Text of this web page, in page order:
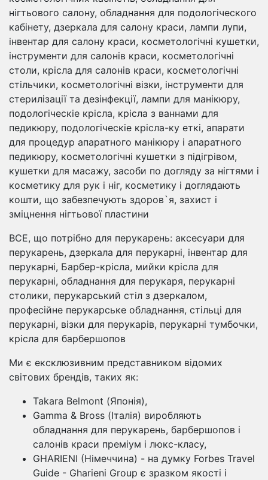
нігтьового салону, обладнання для подологіческого
кабінету, дзеркала для салону краси, лампи лупи,
інвентар для салону краси, косметологічні кушетки,
інструменти для салонів краси, косметологічні
столи, крісла для салонів краси, косметологічні
стільчики, косметологічні візки, інструменти для
стерилізації та дезінфекції, лампи для манікюру,
подологіческіе крісла, крісла з ваннами для
педикюру, подологіческіе крісла-ку еткі, апарати
для процедур апаратного манікюру і апаратного
педикюру, косметологічні кушетки з підігрівом,
кушетки для масажу, засоби по догляду за нігтями і
косметику для рук і ніг, косметику і доглядають
кошти, що забезпечують здоров`я, захист і
зміцнення нігтьової пластини
ВСЕ, що потрібно для перукарень: аксесуари для
перукарень, дзеркала для перукарні, інвентар для
перукарні, Барбер-крісла, мийки крісла для
перукарні, обладнання для перукаря, перукарні
столики, перукарський стіл з дзеркалом,
професійне перукарське обладнання, стільці для
перукарні, візки для перукарів, перукарні тумбочки,
крісла для барбершопов
Ми є ексклюзивним представником відомих
світових брендів, таких як:
Takara Belmont (Японія),
Gamma & Bross (Італія) виробляють
обладнання для перукарень, барбершопов і
салонів краси преміум і люкс-класу,
GHARIENI (Німеччина) - на думку Forbes Travel
Guide - Gharieni Group є зразком якості і